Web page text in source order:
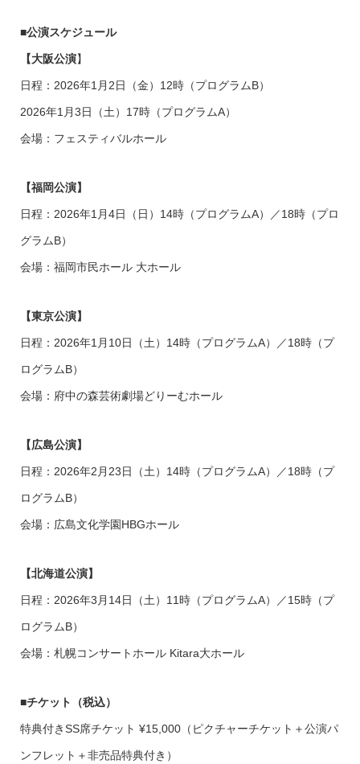
■公演スケジュール
【大阪公演】
日程：2026年1月2日（金）12時（プログラムB）
2026年1月3日（土）17時（プログラムA）
会場：フェスティバルホール
【福岡公演】
日程：2026年1月4日（日）14時（プログラムA）／18時（プロ
グラムB）
会場：福岡市民ホール 大ホール
【東京公演】
日程：2026年1月10日（土）14時（プログラムA）／18時（プ
ログラムB）
会場：府中の森芸術劇場どりーむホール
【広島公演】
日程：2026年2月23日（土）14時（プログラムA）／18時（プ
ログラムB）
会場：広島文化学園HBGホール
【北海道公演】
日程：2026年3月14日（土）11時（プログラムA）／15時（プ
ログラムB）
会場：札幌コンサートホール Kitara大ホール
■チケット（税込）
特典付きSS席チケット ¥15,000（ピクチャーチケット＋公演パ
ンフレット＋非売品特典付き）